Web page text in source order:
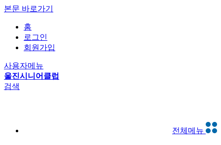
본문 바로가기
홈
로그인
회원가입
사용자메뉴
울진시니어클럽
검색
전체메뉴